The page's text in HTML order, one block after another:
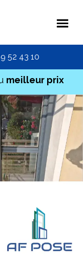
52 43 10
meilleur prix